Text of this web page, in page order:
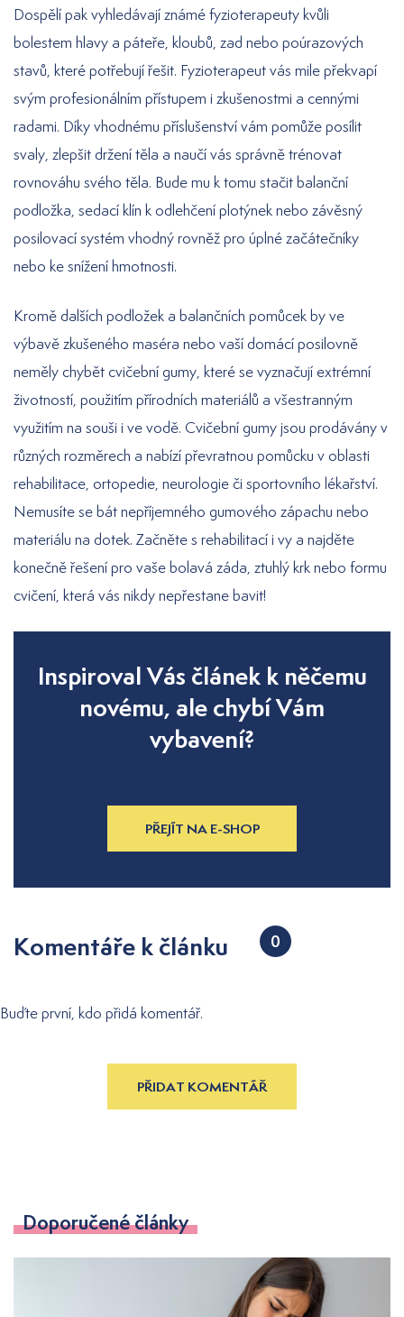
Dospělí pak vyhledávají známé fyzioterapeuty kvůli
bolestem hlavy a páteře, kloubů, zad nebo poúrazových
stavů, které potřebují řešit. Fyzioterapeut vás mile překvapí
svým profesionálním přístupem i zkušenostmi a cennými
radami. Díky vhodnému příslušenství vám pomůže posílit
svaly, zlepšit držení těla a naučí vás správně trénovat
rovnováhu svého těla. Bude mu k tomu stačit balanční
podložka, sedací klín k odlehčení plotýnek nebo závěsný
posilovací systém vhodný rovněž pro úplné začátečníky
nebo ke snížení hmotnosti.
Kromě dalších podložek a balančních pomůcek by ve
výbavě zkušeného maséra nebo vaší domácí posilovně
neměly chybět cvičební gumy, které se vyznačují extrémní
životností, použitím přírodních materiálů a všestranným
využitím na souši i ve vodě. Cvičební gumy jsou prodávány v
různých rozměrech a nabízí převratnou pomůcku v oblasti
rehabilitace, ortopedie, neurologie či sportovního lékařství.
Nemusíte se bát nepříjemného gumového zápachu nebo
materiálu na dotek. Začněte s rehabilitací i vy a najděte
konečně řešení pro vaše bolavá záda, ztuhlý krk nebo formu
cvičení, která vás nikdy nepřestane bavit!
Inspiroval Vás článek k něčemu
novému, ale chybí Vám
vybavení?
PŘEJÍT NA E-SHOP
Komentáře k článku 0
Buďte první, kdo přidá komentář.
PŘIDAT KOMENTÁŘ
Doporučené články